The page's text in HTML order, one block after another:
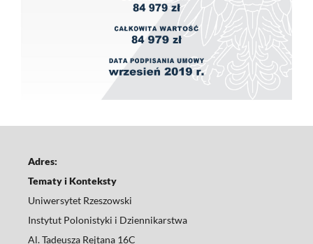
Adres:
Tematy i Konteksty
Uniwersytet Rzeszowski
Instytut Polonistyki i Dziennikarstwa
Al. Tadeusza Rejtana 16C